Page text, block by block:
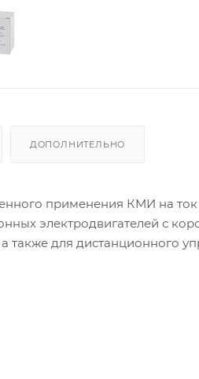
ДОПОЛНИТЕЛЬНО
применения КМИ на ток
электродвигателей с
также для дистанционного